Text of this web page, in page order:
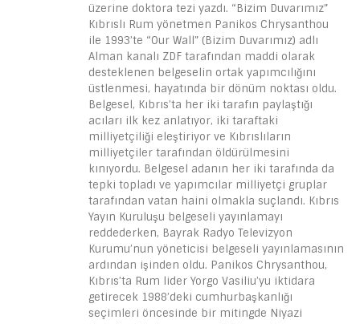
üzerine doktora tezi yazdı. “Bizim Duvarımız”
Kıbrıslı Rum yönetmen Panikos Chrysanthou
ile 1993’te “Our Wall” (Bizim Duvarımız) adlı
Alman kanalı ZDF tarafından maddi olarak
desteklenen belgeselin ortak yapımcılığını
üstlenmesi, hayatında bir dönüm noktası oldu.
Belgesel, Kıbrıs’ta her iki tarafın paylaştığı
acıları ilk kez anlatıyor, iki taraftaki
milliyetçiliği eleştiriyor ve Kıbrıslıların
milliyetçiler tarafından öldürülmesini
kınıyordu. Belgesel adanın her iki tarafında da
tepki topladı ve yapımcılar milliyetçi gruplar
tarafından vatan haini olmakla suçlandı. Kıbrıs
Yayın Kuruluşu belgeseli yayınlamayı
reddederken, Bayrak Radyo Televizyon
Kurumu’nun yöneticisi belgeseli yayınlamasının
ardından işinden oldu. Panikos Chrysanthou,
Kıbrıs’ta Rum lider Yorgo Vasiliu’yu iktidara
getirecek 1988’deki cumhurbaşkanlığı
seçimleri öncesinde bir mitingde Niyazi